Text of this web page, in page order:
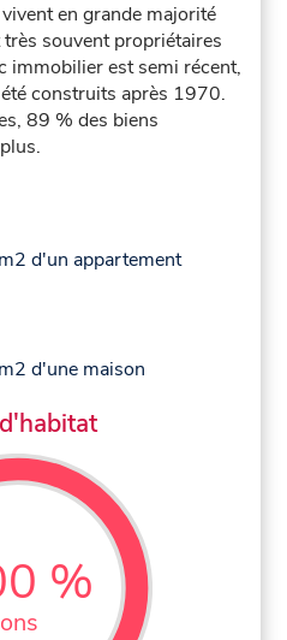
en grande majorité
souvent propriétaires
immobilier est semi récent,
construits après 1970.
89 % des biens
d'un appartement
d'une maison
%